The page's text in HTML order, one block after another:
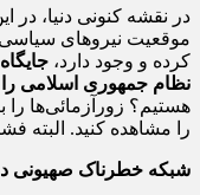
در نقشه‌ كنونى دنیا، در
موقعیت نیروهاى سیاسى
كرده و وجود دارد،
نظام جمهورى اسلامى را
هستیم؟ زورآزمائى‌ها را
را مشاهده كنید. البته
شبکه خطرناک صهیونی در